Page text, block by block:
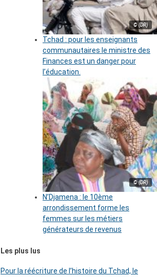
© (DR)
Tchad : pour les enseignants
communautaires le ministre des
Finances est un danger pour
l’éducation.
© (DR)
N’Djamena : le 10ème
arrondissement forme les
femmes sur les métiers
générateurs de revenus
Les plus lus
Pour la réécriture de l’histoire du Tchad, le